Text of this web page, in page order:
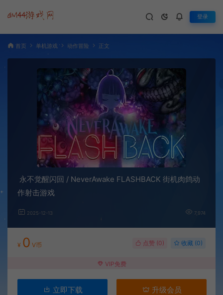
登录
首页 单机游戏 动作冒险 正文
永不觉醒闪回 / NeverAwake FLASHBACK 街机肉鸽动
作射击游戏
2025-12-13 7,974
¥ 0 V币 点赞 (0) 收藏 (0)
VIP免费
立即下载 升级会员